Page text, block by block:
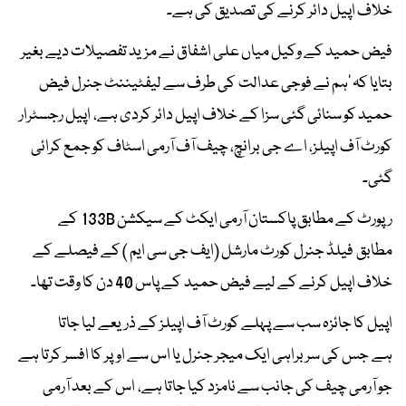
خلاف اپیل دائر کرنے کی تصدیق کی ہے۔
فیض حمید کے وکیل میاں علی اشفاق نے مزید تفصیلات دیے بغیر
بتایا کہ ’ہم نے فوجی عدالت کی طرف سے لیفٹیننٹ جنرل فیض
حمید کو سنائی گئی سزا کے خلاف اپیل دائر کردی ہے، اپیل رجسٹرار
کورٹ آف اپیلز، اے جی برانچ، چیف آف آرمی اسٹاف کو جمع کرائی
گئی۔
رپورٹ کے مطابق پاکستان آرمی ایکٹ کے سیکشن 133B کے
مطابق فیلڈ جنرل کورٹ مارشل (ایف جی سی ایم ) کے فیصلے کے
خلاف اپیل کرنے کے لیے فیض حمید کے پاس 40 دن کا وقت تھا۔
اپیل کا جائزہ سب سے پہلے کورٹ آف اپیلز کے ذریعے لیا جاتا
ہے جس کی سربراہی ایک میجر جنرل یا اس سے اوپر کا افسر کرتا ہے
جو آرمی چیف کی جانب سے نامزد کیا جاتا ہے، اس کے بعد آرمی